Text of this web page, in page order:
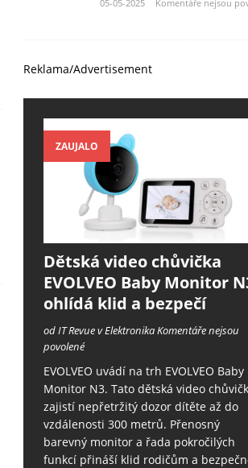
05-05-2025 Komentáře nejsou
Reklama/Advertisement
ZAUJALO
Dětská video chůvička
EVOLVEO Baby Monitor
ohlídá klid a bezpečí
od IT Revue v ElektronikaKomentáře nejsou
povolené
EVOLVEO uvádí na trh EVOLVEO Baby
Monitor N3. Tato dětská video
zajistí nepřetržitý dozor dítěte až do
vzdálenosti 300 metrů. Přenosný
barevný monitor a řada pokročilých
funkcí přináší klid rodičům a